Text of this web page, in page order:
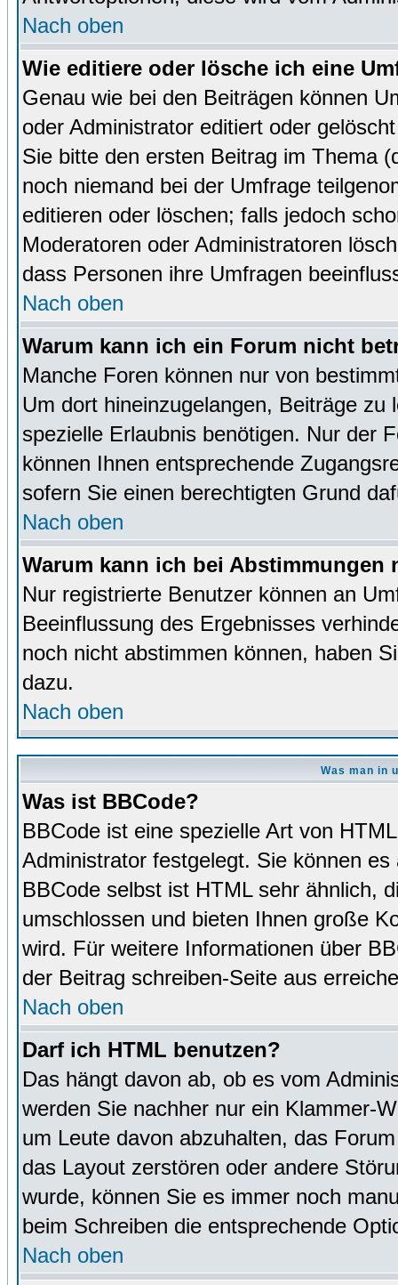
Nach oben
Wie editiere oder lösche ich eine
Genau wie bei den Beiträgen können
oder Administrator editiert oder
Sie bitte den ersten Beitrag im Thema
noch niemand bei der Umfrage
editieren oder löschen; falls jedoch
Moderatoren oder Administratoren
dass Personen ihre Umfragen
Nach oben
Warum kann ich ein Forum nicht
Manche Foren können nur von
Um dort hineinzugelangen, Beiträge
spezielle Erlaubnis benötigen. Nur der
können Ihnen entsprechende
sofern Sie einen berechtigten Grund
Nach oben
Warum kann ich bei Abstimmungen
Nur registrierte Benutzer können an
Beeinflussung des Ergebnisses
noch nicht abstimmen können, haben
dazu.
Nach oben
Was man in
Was ist BBCode?
BBCode ist eine spezielle Art von
Administrator festgelegt. Sie können
BBCode selbst ist HTML sehr ähnlich,
umschlossen und bieten Ihnen große
wird. Für weitere Informationen über
der Beitrag schreiben-Seite aus
Nach oben
Darf ich HTML benutzen?
Das hängt davon ab, ob es vom
werden Sie nachher nur ein Klammer-
um Leute davon abzuhalten, das
das Layout zerstören oder andere
wurde, können Sie es immer noch
beim Schreiben die entsprechende
Nach oben